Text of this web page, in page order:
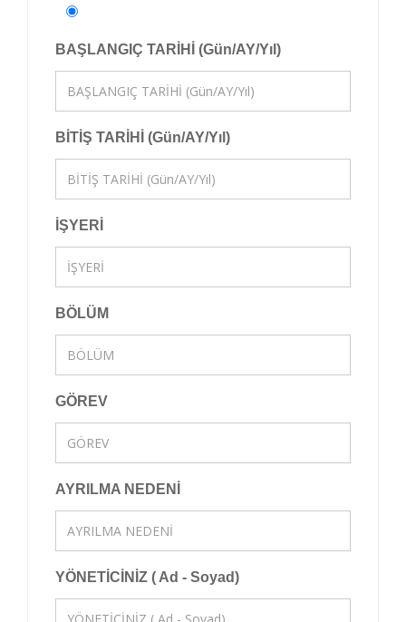
BAŞLANGIÇ TARİHİ (Gün/AY/Yıl)
BİTİŞ TARİHİ (Gün/AY/Yıl)
İŞYERİ
BÖLÜM
GÖREV
AYRILMA NEDENİ
YÖNETİCİNİZ ( Ad - Soyad)